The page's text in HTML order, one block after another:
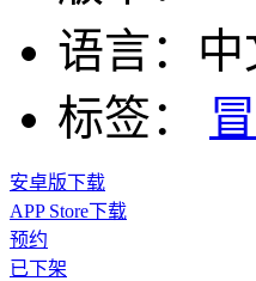
语言： 中
标签：
安卓版下载
APP Store下载
预约
已下架